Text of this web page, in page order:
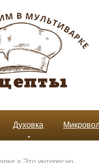
Духовка
» Это интересно